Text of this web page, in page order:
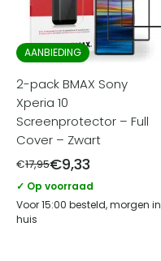
AANBIEDING
2-pack BMAX Sony
Xperia 10
Screenprotector – Full
Cover – Zwart
€17,95€9,33
✓ Op voorraad
Voor 15:00 besteld, morgen in
huis